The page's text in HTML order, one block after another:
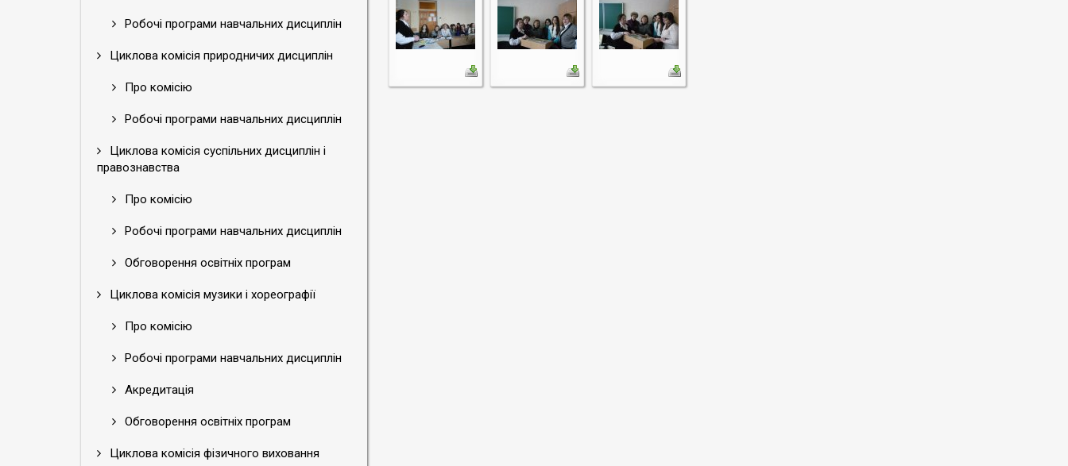
Робочі програми навчальних дисциплін
Циклова комісія природничих дисциплін
Про комісію
Робочі програми навчальних дисциплін
Циклова комісія суспільних дисциплін і
правознавства
Про комісію
Робочі програми навчальних дисциплін
Обговорення освітніх програм
Циклова комісія музики і хореографії
Про комісію
Робочі програми навчальних дисциплін
Акредитація
Обговорення освітніх програм
Циклова комісія фізичного виховання